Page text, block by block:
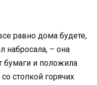
равно дома будете,
набросала, – она
бумаги и положила
стопкой горячих